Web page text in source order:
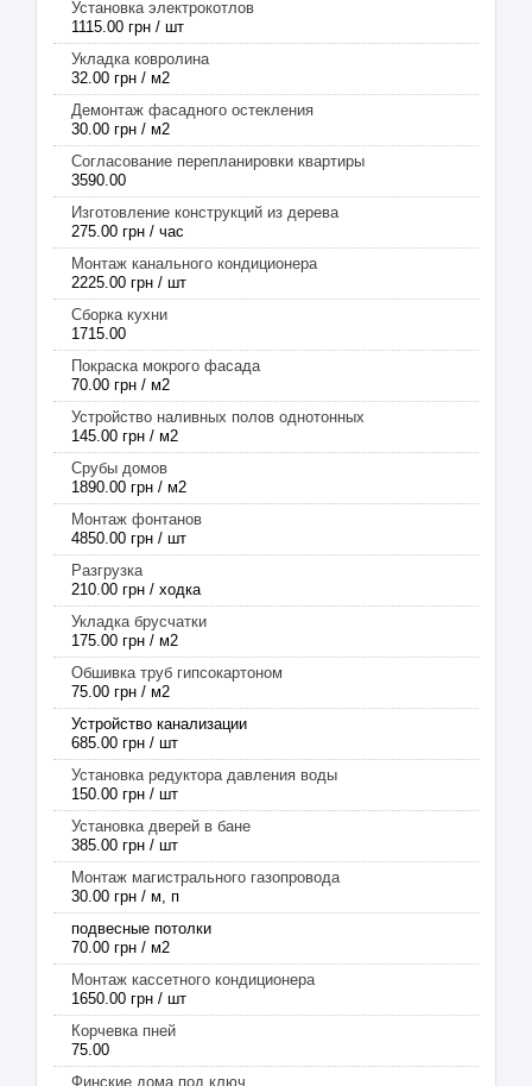
Установка электрокотлов
1115.00 грн / шт
Укладка ковролина
32.00 грн / м2
Демонтаж фасадного остекления
30.00 грн / м2
Согласование перепланировки квартиры
3590.00
Изготовление конструкций из дерева
275.00 грн / час
Монтаж канального кондиционера
2225.00 грн / шт
Сборка кухни
1715.00
Покраска мокрого фасада
70.00 грн / м2
Устройство наливных полов однотонных
145.00 грн / м2
Срубы домов
1890.00 грн / м2
Монтаж фонтанов
4850.00 грн / шт
Разгрузка
210.00 грн / ходка
Укладка брусчатки
175.00 грн / м2
Обшивка труб гипсокартоном
75.00 грн / м2
Устройство канализации
685.00 грн / шт
Установка редуктора давления воды
150.00 грн / шт
Установка дверей в бане
385.00 грн / шт
Монтаж магистрального газопровода
30.00 грн / м, п
подвесные потолки
70.00 грн / м2
Монтаж кассетного кондиционера
1650.00 грн / шт
Корчевка пней
75.00
Финские дома под ключ